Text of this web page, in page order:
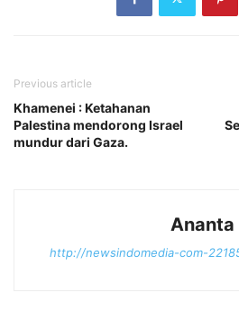
Previous article
Khamenei : Ketahanan
Palestina mendorong Israel
mundur dari Gaza.
Ananta
http://newsindomedia-com-